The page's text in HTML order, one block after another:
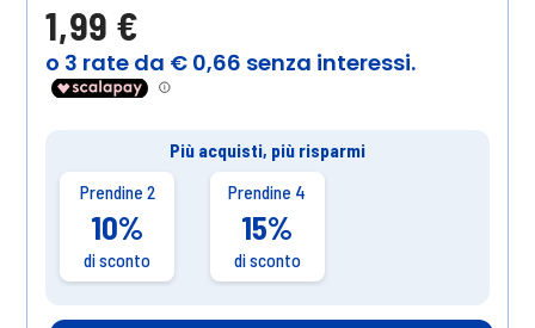
1,99 €
Più acquisti, più risparmi
Prendine 2
10%
di sconto
Prendine 4
15%
di sconto